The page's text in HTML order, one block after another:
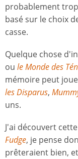
probablement
basé sur le choix
casse.
Quelque chose
ou le Monde des
mémoire peut
les Disparus,
uns.
J'ai découvert
Fudge, je pense
prêteraient bien,